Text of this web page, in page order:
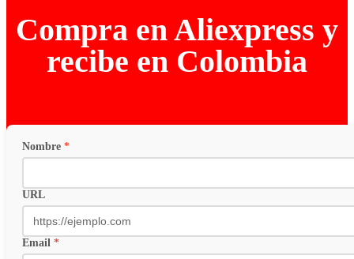
Compra en Aliexpress y
recibe en Colombia
Nombre *
URL
Email *